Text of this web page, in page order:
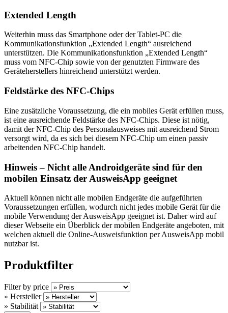
Extended Length
Weiterhin muss das Smartphone oder der Tablet-PC die
Kommunikationsfunktion „Extended Length“ ausreichend
unterstützen. Die Kommunikationsfunktion „Extended Length“
muss vom NFC-Chip sowie von der genutzten Firmware des
Geräteherstellers hinreichend unterstützt werden.
Feldstärke des NFC-Chips
Eine zusätzliche Voraussetzung, die ein mobiles Gerät erfüllen muss,
ist eine ausreichende Feldstärke des NFC-Chips. Diese ist nötig,
damit der NFC-Chip des Personalausweises mit ausreichend Strom
versorgt wird, da es sich bei diesem NFC-Chip um einen passiv
arbeitenden NFC-Chip handelt.
Hinweis – Nicht alle Androidgeräte sind für den
mobilen Einsatz der AusweisApp geeignet
Aktuell können nicht alle mobilen Endgeräte die aufgeführten
Voraussetzungen erfüllen, wodurch nicht jedes mobile Gerät für die
mobile Verwendung der AusweisApp geeignet ist. Daher wird auf
dieser Webseite ein Überblick der mobilen Endgeräte angeboten, mit
welchen aktuell die Online-Ausweisfunktion per AusweisApp mobil
nutzbar ist.
Produktfilter
Filter by price
» Hersteller
» Stabilität